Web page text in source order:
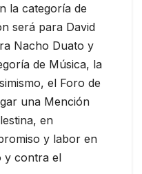
la categoría de
será para David
Nacho Duato y
de Música, la
el Foro de
una Mención
en
y labor en
y contra el